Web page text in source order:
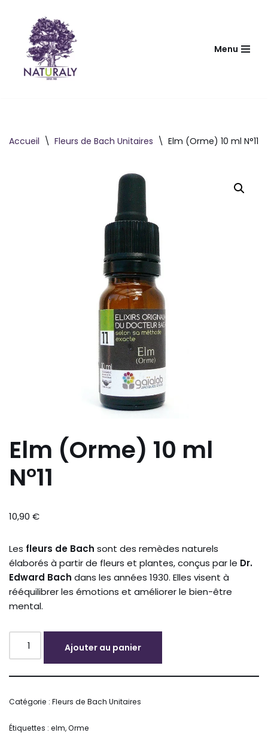
contenu
Menu
Accueil \ Fleurs de Bach Unitaires \ Elm (Orme) 10 ml N°11
Elm (Orme) 10 ml
N°11
10,90 €
Les fleurs de Bach sont des remèdes naturels
élaborés à partir de fleurs et plantes, conçus par le Dr.
Edward Bach dans les années 1930. Elles visent à
rééquilibrer les émotions et améliorer le bien-être
mental.
Ajouter au panier
Catégorie : Fleurs de Bach Unitaires
Étiquettes : elm,Orme